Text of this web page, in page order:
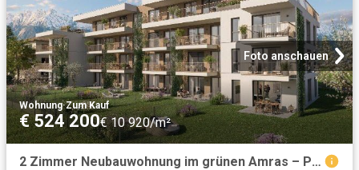
Foto anschauen
Wohnung·Zum Kauf
€ 524 200€ 10 920/m²
2 Zimmer Neubauwohnung im grünen Amras – PROVISIONSFREI für den Käufer